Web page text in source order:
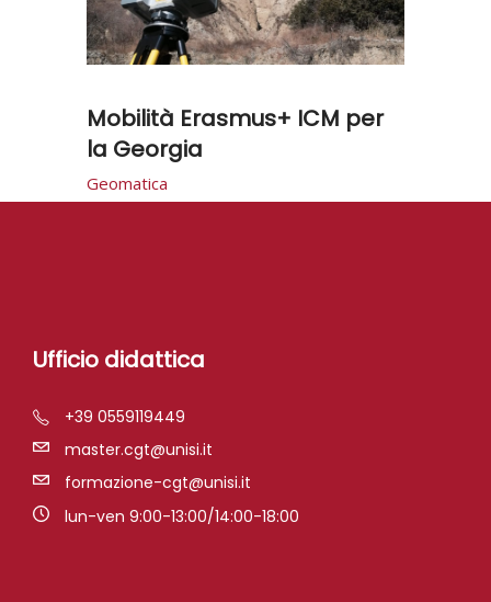
Mobilità Erasmus+ ICM per
la Georgia
Geomatica
Ufficio didattica
+39 0559119449
master.cgt@unisi.it
formazione-cgt@unisi.it
lun-ven 9:00-13:00/14:00-18:00